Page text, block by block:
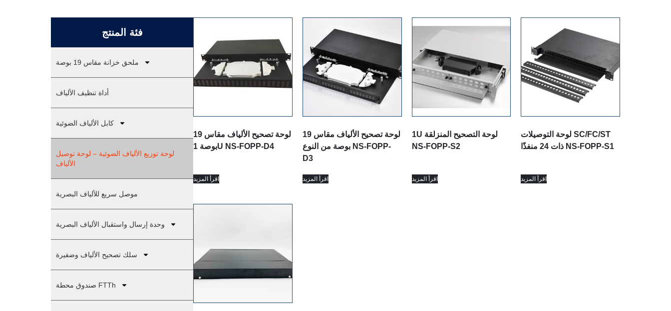
فئة المنتج
ملحق خزانة مقاس 19 بوصة
أداة تنظيف الألياف
كابل الألياف الضوئية
لوحة توزيع الألياف الضوئية – لوحة توصيل
الألياف
موصل سريع للألياف البصرية
وحدة إرسال واستقبال الألياف البصرية
سلك تصحيح الألياف وضفيرة
صندوق محطة FTTh
لوحة تصحيح الألياف مقاس 19
بوصة 1U NS-FOPP-D4
اقرأ المزيد
لوحة تصحيح الألياف مقاس 19
بوصة من النوع NS-FOPP-
D3
اقرأ المزيد
1U لوحة التصحيح المنزلقة
NS-FOPP-S2
اقرأ المزيد
لوحة التوصيلات SC/FC/ST
ذات 24 منفذًا NS-FOPP-S1
اقرأ المزيد